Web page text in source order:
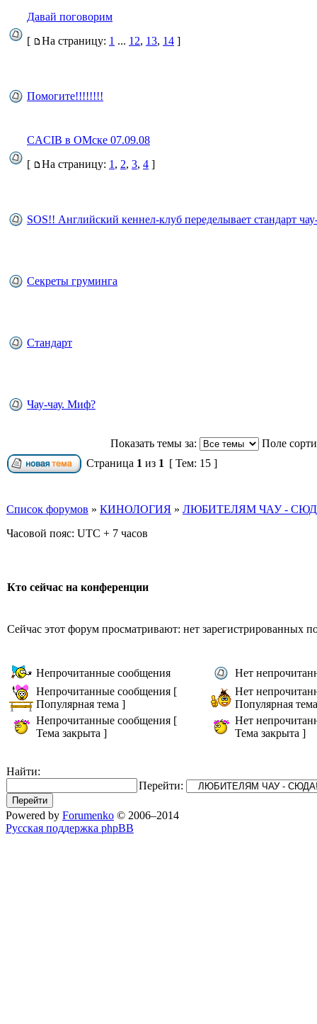
Давай поговорим
[
На страницу: 1 ... 12, 13, 14 ]
Помогите!!!!!!!!
CACIB в ОМске 07.09.08
[
На страницу: 1 , 2, 3, 4 ]
SOS!! Английский кеннел-клуб переделывает стандарт
Секреты груминга
Стандарт
Чау-чау. Миф?
Показать темы за:
Поле
Страница 1 из 1 [ Тем: 15 ]
Список форумов » КИНОЛОГИЯ » ЛЮБИТЕЛЯМ ЧАУ -
Часовой пояс: UTC + 7 часов
Кто сейчас на конференции
Сейчас этот форум просматривают: нет зарегистрированных
Непрочитанные сообщения
Нет
Непрочитанные сообщения [
Популярная тема ]
Нет
Популярная
Непрочитанные сообщения [
Тема закрыта ]
Нет
Тема закрыта ]
Найти:
Перейти:
Powered by Forumenko © 2006–2014
Русская поддержка phpBB